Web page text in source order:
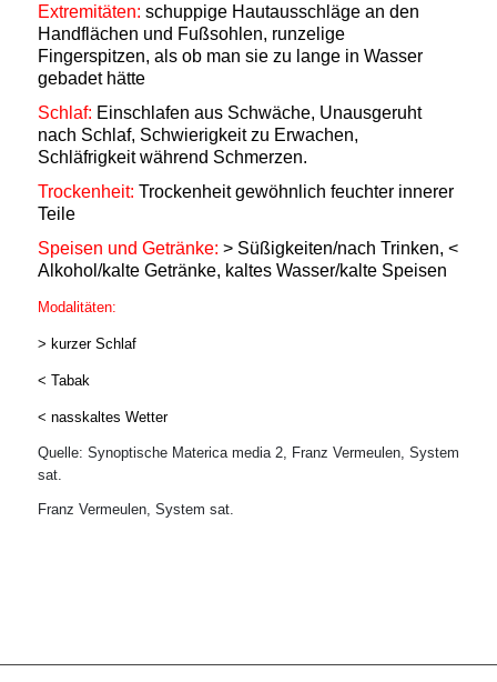
Extremitäten: schuppige Hautausschläge an den
Handflächen und Fußsohlen, runzelige
Fingerspitzen, als ob man sie zu lange in Wasser
gebadet hätte
Schlaf: Einschlafen aus Schwäche, Unausgeruht
nach Schlaf, Schwierigkeit zu Erwachen,
Schläfrigkeit während Schmerzen.
Trockenheit: Trockenheit gewöhnlich feuchter innerer
Teile
Speisen und Getränke: > Süßigkeiten/nach Trinken, <
Alkohol/kalte Getränke, kaltes Wasser/kalte Speisen
Modalitäten:
> kurzer Schlaf
< Tabak
< nasskaltes Wetter
Quelle: Synoptische Materica media 2, Franz Vermeulen, System
sat.
Franz Vermeulen, System sat.